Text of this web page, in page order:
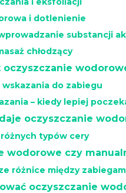
i dotlenienie
substancji
chłodzący
oczyszczanie
do zabiegu
– kiedy lepiej
oczyszczanie
typów cery
wodorowe czy
różnice między
oczyszczanie